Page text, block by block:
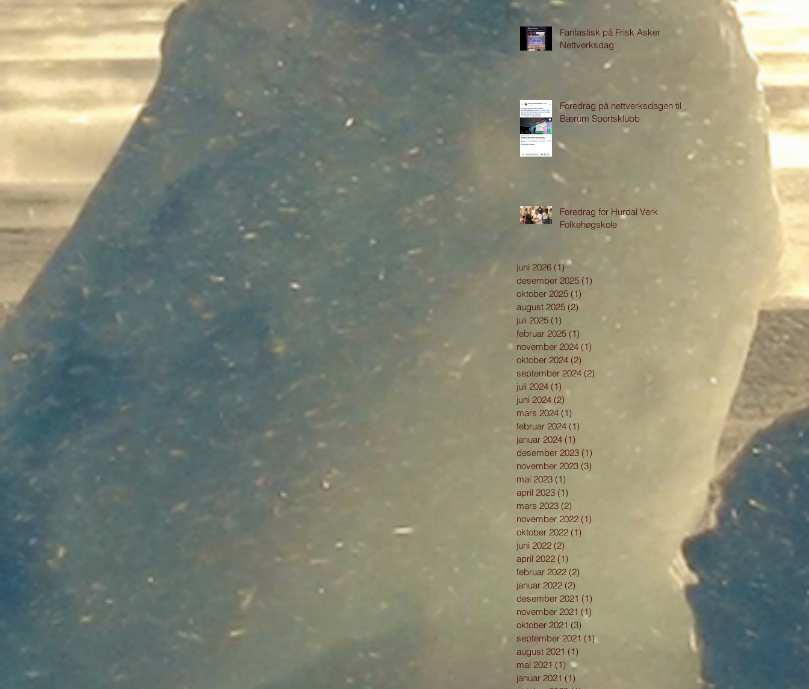
Fantastisk på Frisk Asker
Nettverksdag
Foredrag på nettverksdagen til
Bærum Sportsklubb
Foredrag for Hurdal Verk
Folkehøgskole
juni 2026 (1)1 innlegg
desember 2025 (1)
oktober 2025 (1)
august 2025 (2)
juli 2025 (1)
februar 2025 (1)
november 2024 (1)
oktober 2024 (2)
september 2024 (2)
juli 2024 (1)
juni 2024 (2)
mars 2024 (1)
februar 2024 (1)
januar 2024 (1)
desember 2023 (1)
november 2023 (3)
mai 2023 (1)
april 2023 (1)
mars 2023 (2)
november 2022 (1)
oktober 2022 (1)
juni 2022 (2)
april 2022 (1)
februar 2022 (2)
januar 2022 (2)
desember 2021 (1)
november 2021 (1)
oktober 2021 (3)
september 2021 (1)1 innlegg
august 2021 (1)
mai 2021 (1) 1 innlegg
januar 2021 (1)